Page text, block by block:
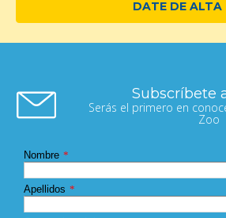
DATE DE ALTA
Subscríbete
Serás el primero en
Zoo